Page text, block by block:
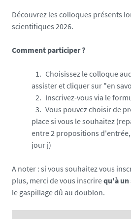
Découvrez les colloques présents
scientifiques 2026.
Comment participer ?
Choisissez le colloque
assister et cliquer sur "en
Inscrivez-vous via le
Vous pouvez choisir de
place si vous le souhaitez
entre 2 propositions
jour j)
A noter : si vous souhaitez vous
plus, merci de vous inscrirequ'à un
le gaspillage dû au doublon.